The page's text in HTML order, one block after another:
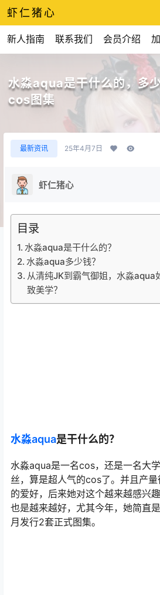
虾仁猪心
新人指南 联系我们 会员介绍
水淼aqua是干什么的，多
cos图集
最新资讯 25年4月7日
虾仁猪心
目录
水淼aqua是干什么的？
水淼aqua多少钱？
从清纯JK到霸气御姐，水淼aqua
致美学？
水淼aqua是干什么的？
水淼aqua是一名cos，还是一名大
丝，算是超人气的cos了。并且产
的爱好，后来她对这个越来越感兴
也是越来越好，尤其今年，她简直
月发行2套正式图集。